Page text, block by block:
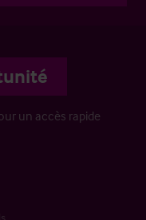
un accès rapide